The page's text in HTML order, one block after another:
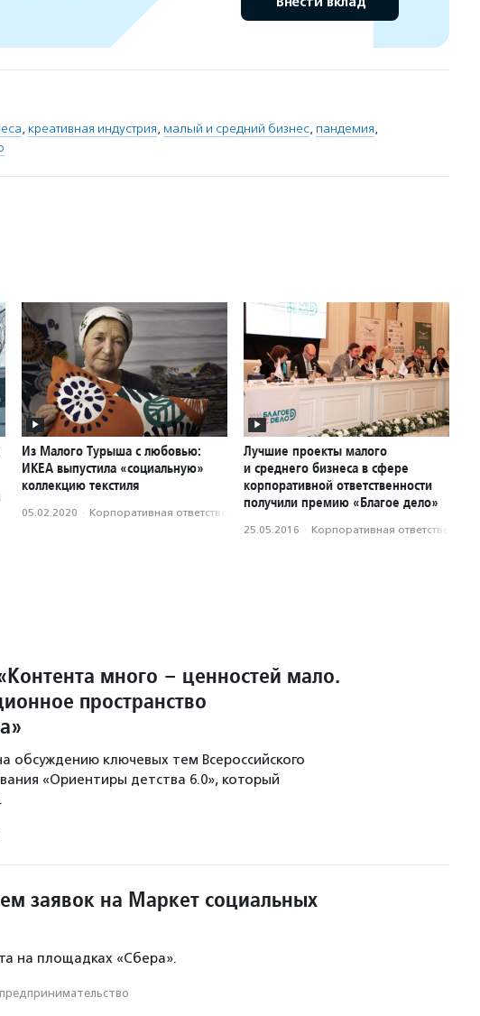
, креативная индустрия, малый и средний бизнес, пандемия,
Из Малого Турыша с любовью:
ИКЕА выпустила «социальную»
коллекцию текстиля
05.02.2020 · Корпоративная ответственность
Лучшие проекты малого
и среднего бизнеса в сфере
корпоративной ответственности
получили премию «Благое дело»
25.05.2016 · Корпоративная ответственность
много – ценностей мало.
пространство
обсуждению ключевых тем Всероссийского
«Ориентиры детства 6.0», который
заявок на Маркет социальных
на площадках «Сбера».